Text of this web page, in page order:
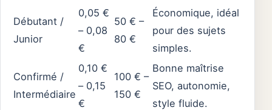
Débutant /
Junior
0,05 €
– 0,08
€
50 € –
80 €
Économique, idéal
pour des sujets
simples.
Confirmé /
Intermédiaire
0,10 €
– 0,15
€
100 € –
150 €
Bonne maîtrise
SEO, autonomie,
style fluide.